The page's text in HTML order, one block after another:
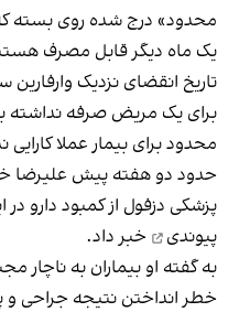
محدود» درج شده روی بسته‌
یک ماه دیگر قابل مصرف
تاریخ انقضای نزدیک
برای یک مریض صرفه نداشته
محدود برای بیمار عملا کارایی
حدود دو هفته پیش علیرضا
پزشکی دزفول از کمبود دارو
پیوندی
خبر داد.
به گفته او بیماران به ناچار
خطر انداختن نتیجه جراحی و